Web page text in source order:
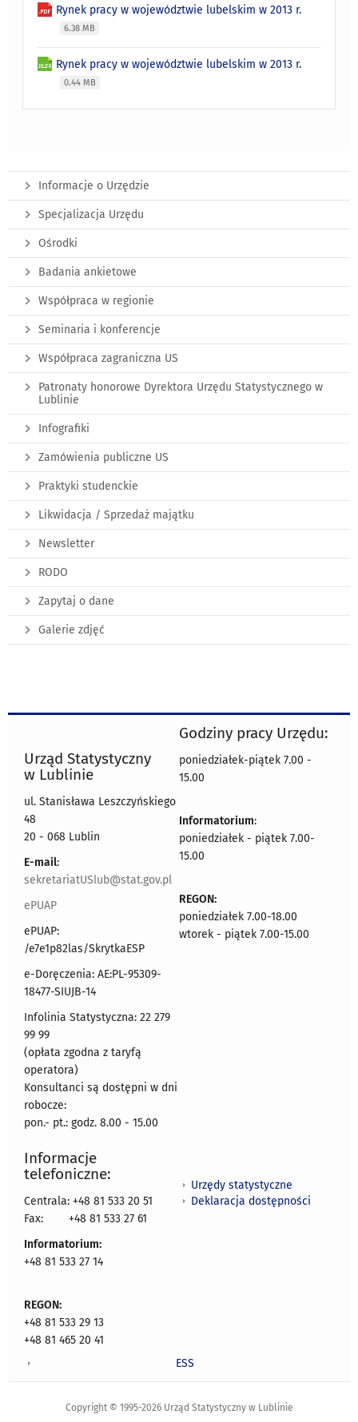
Rynek pracy w województwie lubelskim w 2013 r.
6.38 MB
Rynek pracy w województwie lubelskim w 2013 r.
0.44 MB
Informacje o Urzędzie
Specjalizacja Urzędu
Ośrodki
Badania ankietowe
Współpraca w regionie
Seminaria i konferencje
Współpraca zagraniczna US
Patronaty honorowe Dyrektora Urzędu Statystycznego w
Lublinie
Infografiki
Zamówienia publiczne US
Praktyki studenckie
Likwidacja / Sprzedaż majątku
Newsletter
RODO
Zapytaj o dane
Galerie zdjęć
Urząd Statystyczny
w Lublinie
ul. Stanisława Leszczyńskiego
48
20 - 068 Lublin
E-mail:
sekretariatUSlub@stat.gov.pl
ePUAP
ePUAP:
/e7e1p82las/SkrytkaESP
e-Doręczenia: AE:PL-95309-
18477-SIUJB-14
Infolinia Statystyczna: 22 279
99 99
(opłata zgodna z taryfą
operatora)
Konsultanci są dostępni w dni
robocze:
pon.- pt.: godz. 8.00 - 15.00
Godziny pracy Urzędu:
poniedziałek-piątek 7.00 -
15.00
Informatorium:
poniedziałek - piątek 7.00-
15.00
REGON:
poniedziałek 7.00-18.00
wtorek - piątek 7.00-15.00
Informacje
telefoniczne:
Centrala: +48 81 533 20 51
Fax:
+48 81 533 27 61
Informatorium:
+48 81 533 27 14
REGON:
+48 81 533 29 13
+48 81 465 20 41
Urzędy statystyczne
Deklaracja dostępności
ESS
Copyright © 1995-2026 Urząd Statystyczny w Lublinie